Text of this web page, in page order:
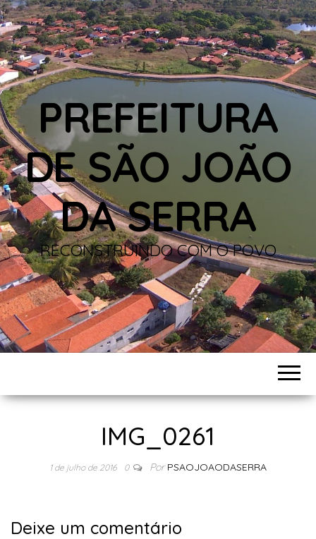
PREFEITURA
DE SÃO JOÃO
DA SERRA
RECONSTRUINDO COM O POVO
IMG_0261
1 de julho de 2016 0 Por PSAOJOAODASERRA
Deixe um comentário